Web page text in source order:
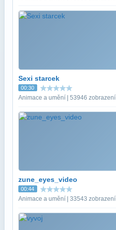
Sexi starcek
00:30
Animace a umění | 53946 zobrazení
zune_eyes_video
00:44
Animace a umění | 33543 zobrazení